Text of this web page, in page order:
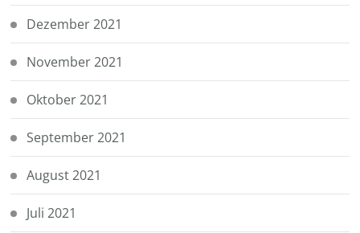
Dezember 2021
November 2021
Oktober 2021
September 2021
August 2021
Juli 2021